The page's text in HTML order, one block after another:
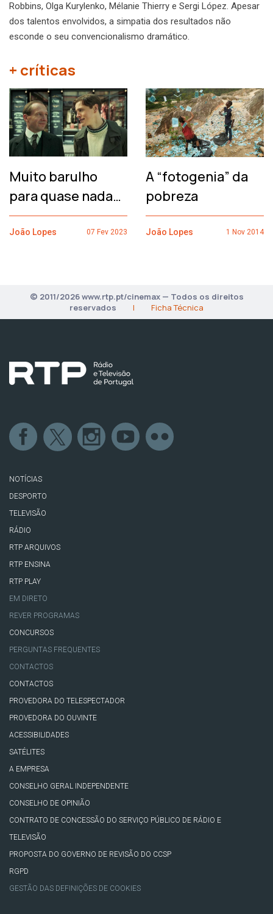
Robbins, Olga Kurylenko, Mélanie Thierry e Sergi López. Apesar
dos talentos envolvidos, a simpatia dos resultados não
esconde o seu convencionalismo dramático.
+ críticas
Muito barulho
para quase nada…
João Lopes 07 Fev 2023
A “fotogenia” da
pobreza
João Lopes 1 Nov 2014
© 2011/2026 www.rtp.pt/cinemax — Todos os direitos
reservados
| Ficha Técnica
NOTÍCIAS
DESPORTO
TELEVISÃO
RÁDIO
RTP ARQUIVOS
RTP ENSINA
RTP PLAY
EM DIRETO
REVER PROGRAMAS
CONCURSOS
PERGUNTAS FREQUENTES
CONTACTOS
CONTACTOS
PROVEDORA DO TELESPECTADOR
PROVEDORA DO OUVINTE
ACESSIBILIDADES
SATÉLITES
A EMPRESA
CONSELHO GERAL INDEPENDENTE
CONSELHO DE OPINIÃO
CONTRATO DE CONCESSÃO DO SERVIÇO PÚBLICO DE RÁDIO E
TELEVISÃO
PROPOSTA DO GOVERNO DE REVISÃO DO CCSP
RGPD
GESTÃO DAS DEFINIÇÕES DE COOKIES